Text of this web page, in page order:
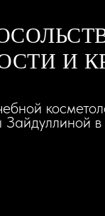
И
Зайдуллиной